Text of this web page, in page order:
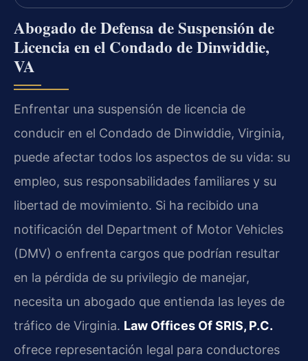
Abogado de Defensa de Suspensión de
Licencia en el Condado de Dinwiddie,
VA
Enfrentar una suspensión de licencia de
conducir en el Condado de Dinwiddie, Virginia,
puede afectar todos los aspectos de su vida: su
empleo, sus responsabilidades familiares y su
libertad de movimiento. Si ha recibido una
notificación del Department of Motor Vehicles
(DMV) o enfrenta cargos que podrían resultar
en la pérdida de su privilegio de manejar,
necesita un abogado que entienda las leyes de
tráfico de Virginia. Law Offices Of SRIS, P.C.
ofrece representación legal para conductores